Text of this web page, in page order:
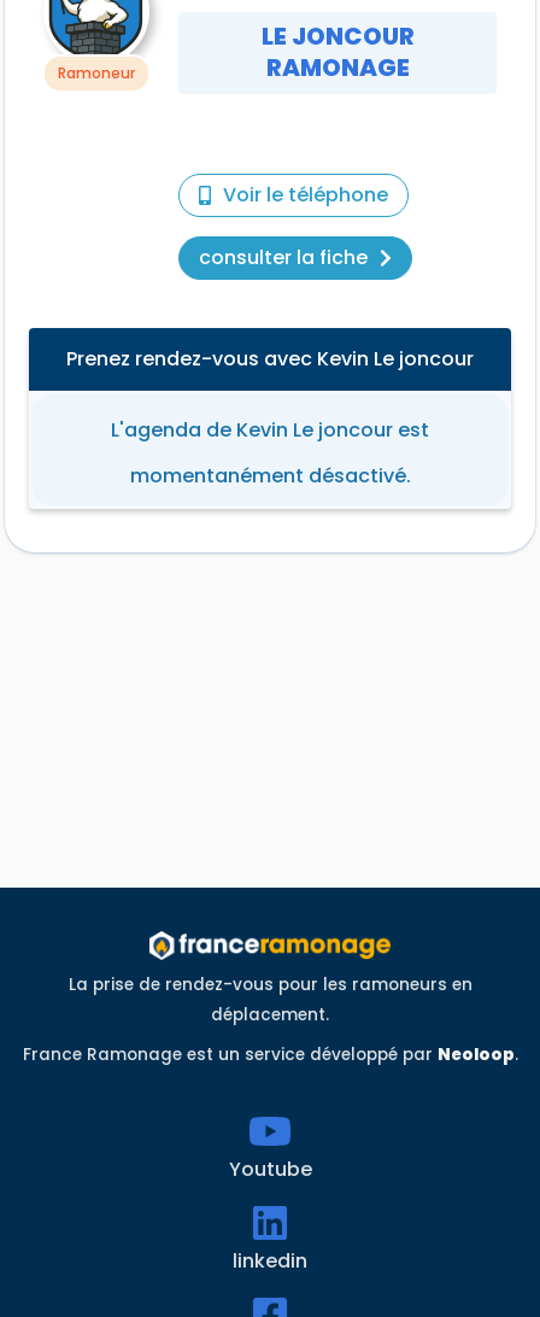
Ramoneur
LE JONCOUR
RAMONAGE
Voir le téléphone
consulter la fiche
Prenez rendez-vous avec Kevin Le joncour
L'agenda de Kevin Le joncour est
momentanément désactivé.
La prise de rendez-vous pour les ramoneurs en
déplacement.
France Ramonage est un service développé par Neoloop.
Youtube
linkedin